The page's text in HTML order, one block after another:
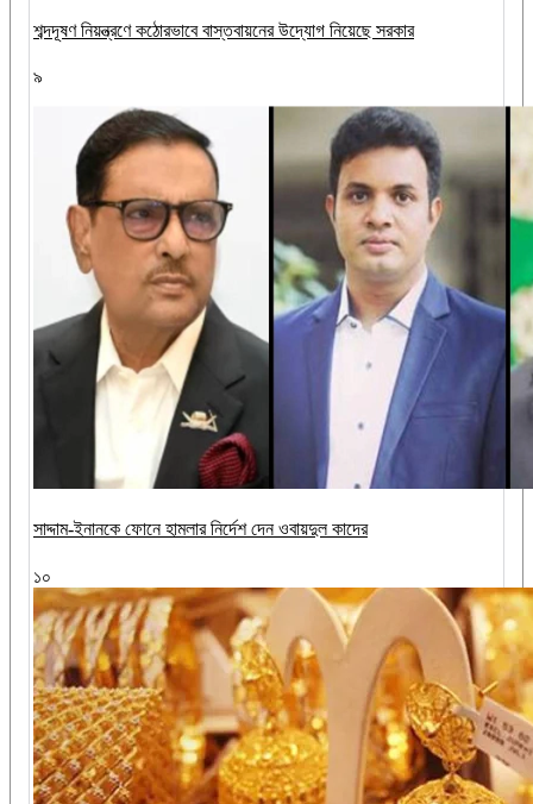
শব্দদূষণ নিয়ন্ত্রণে কঠোরভাবে বাস্তবায়নের উদ্যোগ নিয়েছে সরকার
৯
সাদ্দাম-ইনানকে ফোনে হামলার নির্দেশ দেন ওবায়দুল কাদের
১০